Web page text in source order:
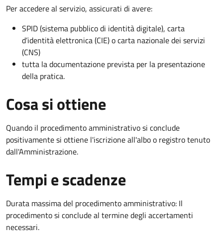
Per accedere al servizio, assicurati di avere:
SPID (sistema pubblico di identità digitale), carta
d’identità elettronica (CIE) o carta nazionale dei servizi
(CNS)
tutta la documentazione prevista per la presentazione
della pratica.
Cosa si ottiene
Quando il procedimento amministrativo si conclude
positivamente si ottiene l'iscrizione all'albo o registro tenuto
dall'Amministrazione.
Tempi e scadenze
Durata massima del procedimento amministrativo: Il
procedimento si conclude al termine degli accertamenti
necessari.